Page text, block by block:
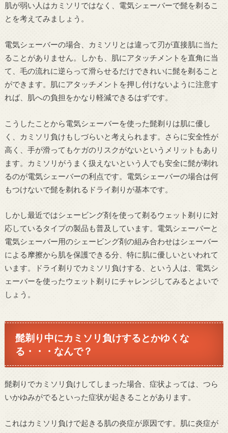
肌が弱い人はカミソリではなく、電気シェーバーで髭を剃るこ
とを考えてみましょう。
電気シェーバーの場合、カミソリとは違って刃が直接肌に当た
ることがありません。しかも、肌にアタッチメントを直角に当
て、毛の流れに逆らって滑らせるだけできれいに髭を剃ること
ができます。肌にアタッチメントを押し付けないように注意す
れば、肌への負担をかなり軽減できるはずです。
こうしたことから電気シェーバーを使った髭剃りは肌に優し
く、カミソリ負けもしづらいと考えられます。さらに安全性が
高く、手が滑ってもケガのリスクがないというメリットもあり
ます。カミソリがうまく扱えないという人でも安全に髭が剃れ
るのが電気シェーバーの利点です。電気シェーバーの場合は何
もつけないで髭を剃れるドライ剃りが基本です。
しかし最近ではシェービング剤を使って剃るウェット剃りに対
応しているタイプの製品も普及しています。電気シェーバーと
電気シェーバー用のシェービング剤の組み合わせはシェーバー
による摩擦から肌を保護できる分、特に肌に優しいといわれて
います。ドライ剃りでカミソリ負けする、という人は、電気シ
ェーバーを使ったウェット剃りにチャレンジしてみるとよいで
しょう。
髭剃り中にカミソリ負けするとかゆくな
る・・・なんで？
髭剃りでカミソリ負けしてしまった場合、症状よっては、つら
いかゆみがでるといった症状が起きることがあります。
これはカミソリ負けで起きる肌の炎症が原因です。肌に炎症が